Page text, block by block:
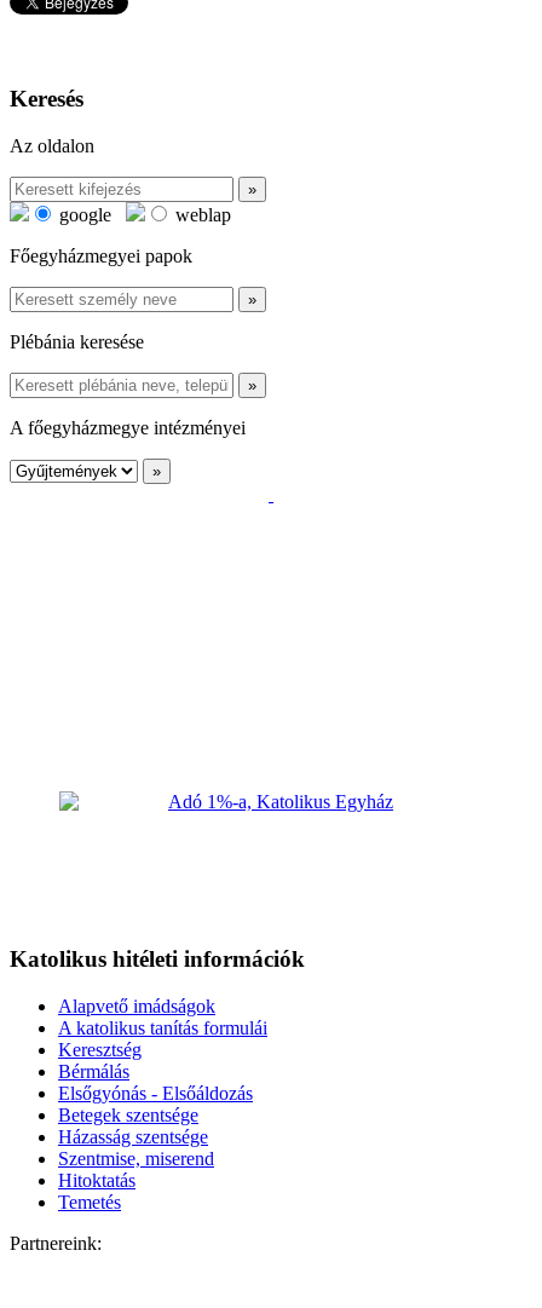
Keresés
Az oldalon
google
weblap
Főegyházmegyei papok
Plébánia keresése
A főegyházmegye intézményei
Katolikus hitéleti információk
Alapvető imádságok
A katolikus tanítás formulái
Keresztség
Bérmálás
Elsőgyónás - Elsőáldozás
Betegek szentsége
Házasság szentsége
Szentmise, miserend
Hitoktatás
Temetés
Partnereink: